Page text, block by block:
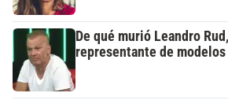
De qué murió Leandro
representante de modelos